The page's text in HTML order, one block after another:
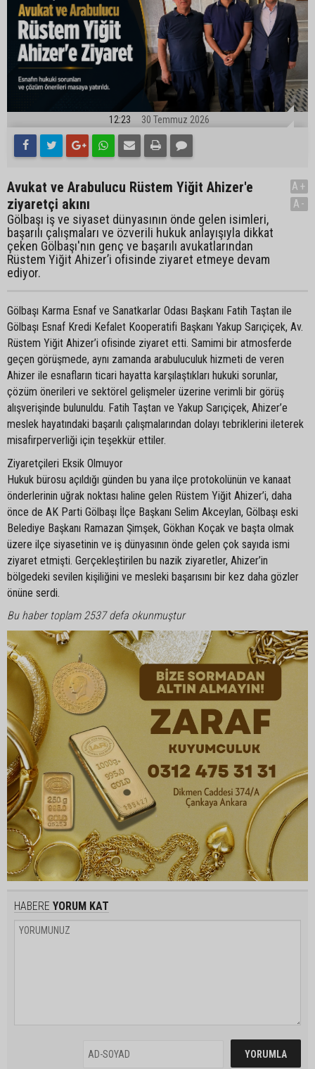
12:23 30 Temmuz 2026
Avukat ve Arabulucu Rüstem Yiğit Ahizer'e
ziyaretçi akını
Gölbaşı iş ve siyaset dünyasının önde gelen isimleri,
başarılı çalışmaları ve özverili hukuk anlayışıyla dikkat
çeken Gölbaşı'nın genç ve başarılı avukatlarından
Rüstem Yiğit Ahizer’i ofisinde ziyaret etmeye devam
ediyor.
A+
A-
Gölbaşı Karma Esnaf ve Sanatkarlar Odası Başkanı Fatih Taştan ile
Gölbaşı Esnaf Kredi Kefalet Kooperatifi Başkanı Yakup Sarıçiçek, Av.
Rüstem Yiğit Ahizer’i ofisinde ziyaret etti. Samimi bir atmosferde
geçen görüşmede, aynı zamanda arabuluculuk hizmeti de veren
Ahizer ile esnafların ticari hayatta karşılaştıkları hukuki sorunlar,
çözüm önerileri ve sektörel gelişmeler üzerine verimli bir görüş
alışverişinde bulunuldu. Fatih Taştan ve Yakup Sarıçiçek, Ahizer’e
meslek hayatındaki başarılı çalışmalarından dolayı tebriklerini ileterek
misafirperverliği için teşekkür ettiler.
Ziyaretçileri Eksik Olmuyor
Hukuk bürosu açıldığı günden bu yana ilçe protokolünün ve kanaat
önderlerinin uğrak noktası haline gelen Rüstem Yiğit Ahizer’i, daha
önce de AK Parti Gölbaşı İlçe Başkanı Selim Akceylan, Gölbaşı eski
Belediye Başkanı Ramazan Şimşek, Gökhan Koçak ve başta olmak
üzere ilçe siyasetinin ve iş dünyasının önde gelen çok sayıda ismi
ziyaret etmişti. Gerçekleştirilen bu nazik ziyaretler, Ahizer’in
bölgedeki sevilen kişiliğini ve mesleki başarısını bir kez daha gözler
önüne serdi.
Bu haber toplam 2537 defa okunmuştur
HABERE YORUM KAT